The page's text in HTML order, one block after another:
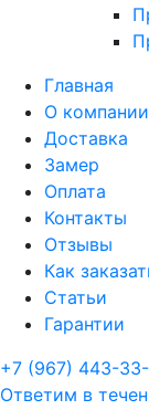
Главная
О компании
Доставка
Замер
Оплата
Контакты
Отзывы
Как
Статьи
Гарантии
+7 (967) 443-
Ответим в